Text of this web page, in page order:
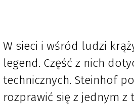
W sieci i wśród ludzi
legend. Część z nich
technicznych. Steinhof
rozprawić się z jednym z